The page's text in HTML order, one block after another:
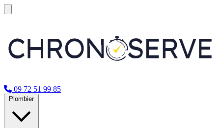
09 72 51 99 85
Plombier